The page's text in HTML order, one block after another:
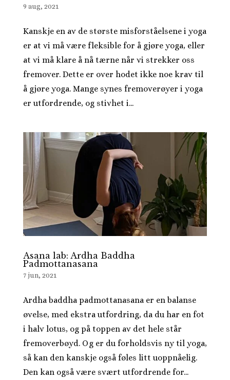
9 aug, 2021
Kanskje en av de største misforståelsene i yoga
er at vi må være fleksible for å gjøre yoga, eller
at vi må klare å nå tærne når vi strekker oss
fremover. Dette er over hodet ikke noe krav til
å gjøre yoga. Mange synes fremoverøyer i yoga
er utfordrende, og stivhet i...
Asana lab: Ardha Baddha
Padmottanasana
7 jun, 2021
Ardha baddha padmottanasana er en balanse
øvelse, med ekstra utfordring, da du har en fot
i halv lotus, og på toppen av det hele står
fremoverbøyd. Og er du forholdsvis ny til yoga,
så kan den kanskje også føles litt uoppnåelig.
Den kan også være svært utfordrende for...